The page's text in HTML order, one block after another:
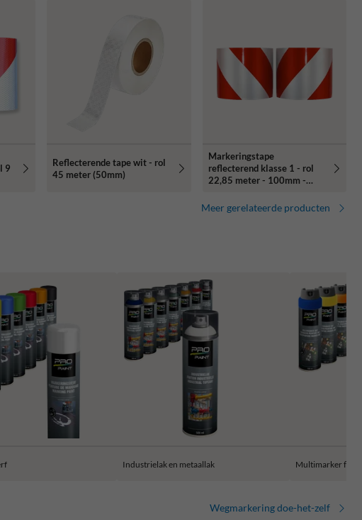
9
Reflecterende tape wit - rol
45 meter (50mm)
Markeringstape
reflecterend klasse 1 - rol
22,85 meter - 100mm -
Meer gerelateerde producten
Industrielak en metaallak Multimarker
Wegmarkering doe-het-zelf